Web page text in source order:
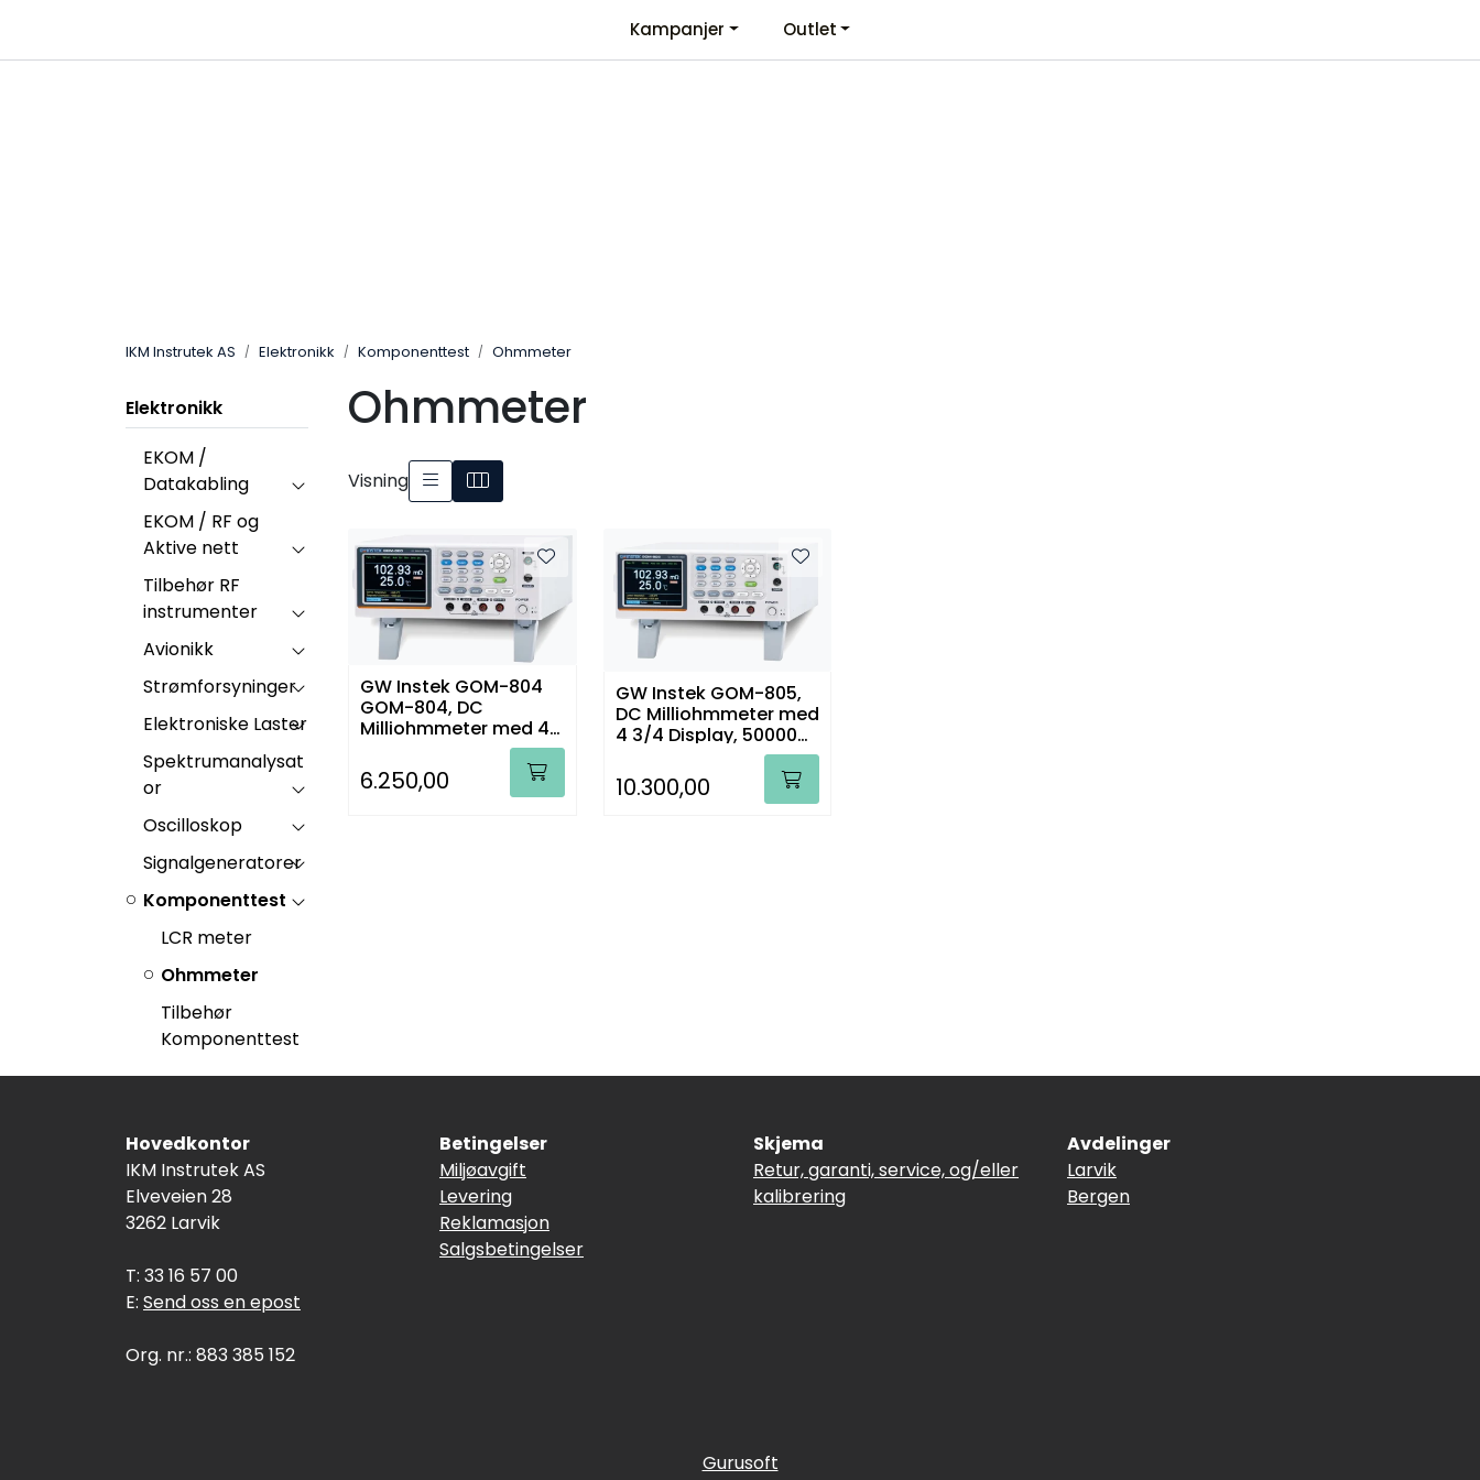
KontaktinformasjonKampanjer Outlet
IKM Instrutek AS Elektronikk Komponenttest Ohmmeter
Elektronikk
EKOM /
Datakabling
EKOM / RF og
Aktive nett
Tilbehør RF
instrumenter
Avionikk
Strømforsyninger
Elektroniske Laster
Spektrumanalysat
or
Oscilloskop
Signalgeneratorer
Komponenttest
LCR meter
Ohmmeter
Tilbehør
Komponenttest
Ohmmeter
Visning
GW Instek GOM-804
GOM-804, DC
Milliohmmeter med 4
3/4 Display, 50000
Tellinger
6.250,00
GW Instek GOM-805,
DC Milliohmmeter med
4 3/4 Display, 50000
10.300,00
Hovedkontor
IKM Instrutek AS
Elveveien 28
3262 Larvik
T: 33 16 57 00
E: Send oss en epost
Org. nr.: 883 385 152
Betingelser
Miljøavgift
Levering
Reklamasjon
Salgsbetingelser
Skjema
Retur, garanti, service, og/eller
kalibrering
Avdelinger
Larvik
Bergen
Gurusoft